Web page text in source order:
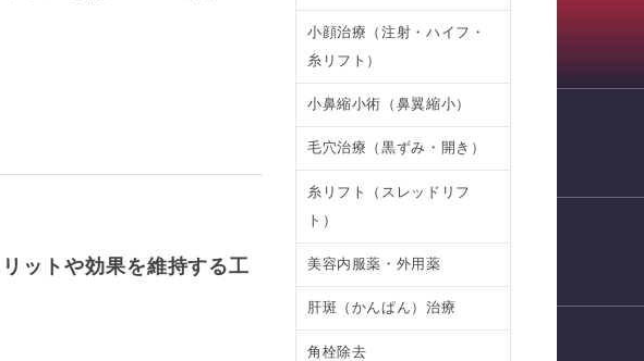
ットや効果を維持する工
小顔治療（注射・ハイフ・
糸リフト）
小鼻縮小術（鼻翼縮小）
毛穴治療（黒ずみ・開き）
糸リフト（スレッドリフ
ト）
美容内服薬・外用薬
肝斑（かんぱん）治療
角栓除去